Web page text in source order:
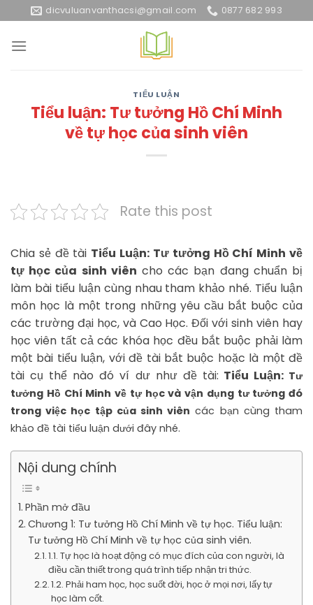
to
content
dicvuluanvanthacsi@gmail.com 0877 682 993
TIỂU LUẬN
Tiểu luận: Tư tưởng Hồ Chí Minh
về tự học của sinh viên
Rate this post
Chia sẻ đề tài Tiểu Luận: Tư tưởng Hồ Chí Minh về
tự học của sinh viên cho các bạn đang chuẩn bị
làm bài tiểu luận cùng nhau tham khảo nhé. Tiểu luận
môn học là một trong những yêu cầu bắt buộc của
các trường đại học, và Cao Học. Đối với sinh viên hay
học viên tất cả các khóa học đều bắt buộc phải làm
một bài tiểu luận, với đề tài bắt buộc hoặc là một đề
tài cụ thể nào đó ví dư như đề tài: Tiểu Luận:Tư
tưởng Hồ Chí Minh về tự học và vận dụng tư tưởng đó
trong việc học tập của sinh viên các bạn cùng tham
khảo đề tài tiểu luận dưới đây nhé.
Nội dung chính
Phần mở đầu
Chương 1: Tư tưởng Hồ Chí Minh về tự học. Tiểu luận:
Tư tưởng Hồ Chí Minh về tự học của sinh viên.
1.1. Tự học là hoạt động có mục đích của con người, là
điều cần thiết trong quá trình tiếp nhận tri thức.
1.2. Phải ham học, học suốt đời, học ở mọi nơi, lấy tự
học làm cốt.